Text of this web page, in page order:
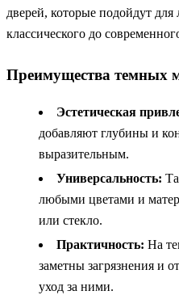
дверей, которые подойдут
классического до
Преимущества темных
Эстетическая
добавляют глубины и
выразительным.
Универсальность:
любыми цветами и
или стекло.
Практичность: На
заметны загрязнения и
уход за ними.